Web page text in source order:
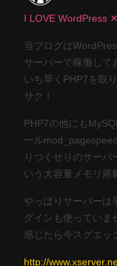
I LOVE WordPress
当ブログは
サーバーで稼働して
いち早くPHP7を取
サク！
PHP7の他にも
ール
りつくせりのサーバ
いう大容量メモリ搭
やっぱりサーバーは
グインも使っていま
感じたら今スグエッ
http://